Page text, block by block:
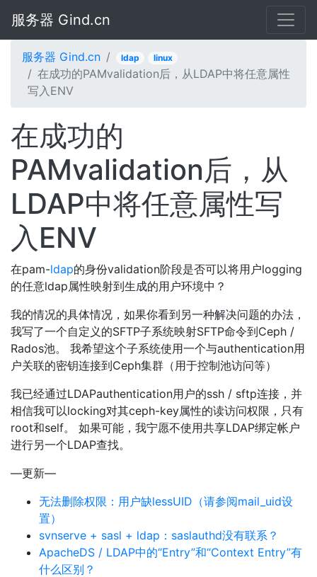
服务器 Gind.cn
服务器 Gind.cn ldap linux
在成功的PAMvalidation后，从LDAP中将任意属性
写入ENV
在成功的
PAMvalidation后，从
LDAP中将任意属性写
入ENV
在pam-ldap的身份validation阶段是否可以将用户logging
的任意ldap属性映射到生成的用户环境中？
我的情况的具体情况，如果你看到另一种解决问题的办法，
我写了一个自定义的SFTP子系统映射SFTP命令到Ceph /
Rados池。 我希望这个子系统使用一个与authentication用
户关联的密钥连接到Ceph集群（用于控制池访问等）
我已经通过LDAPauthentication用户的ssh / sftp连接，并
相信我可以locking对其ceph-key属性的读访问权限，只有
root和self。 如果可能，我宁愿不使用共享LDAP绑定帐户
进行另一个LDAP查找。
—更新—
无法删除权限：用户缺lessUID（请参阅mail_uid设
置）
svnserve + sasl + ldap：saslauthd没有联系？
ApacheDS / LDAP中的“Entry”和“Context Entry”有
什么区别？